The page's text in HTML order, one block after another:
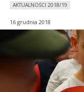
AKTUALNOŚCI 2018/19
16 grudnia 2018